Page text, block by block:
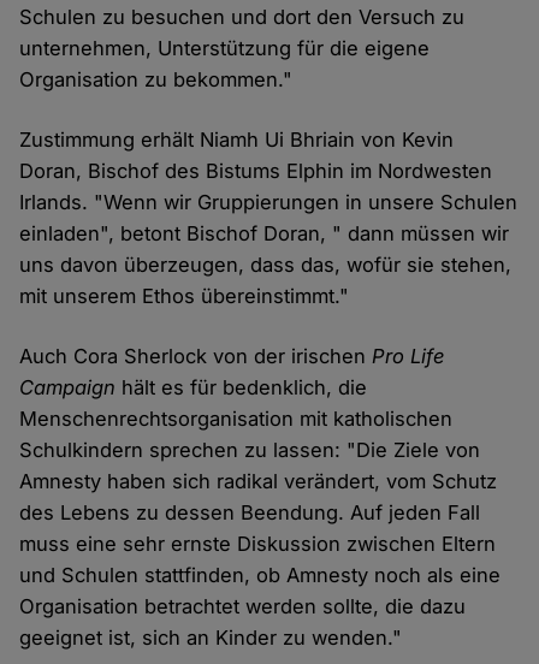
Schulen zu besuchen und dort den Versuch zu
unternehmen, Unterstützung für die eigene
Organisation zu bekommen."
Zustimmung erhält Niamh Ui Bhriain von Kevin
Doran, Bischof des Bistums Elphin im Nordwesten
Irlands. "Wenn wir Gruppierungen in unsere Schulen
einladen", betont Bischof Doran, " dann müssen wir
uns davon überzeugen, dass das, wofür sie stehen,
mit unserem Ethos übereinstimmt."
Auch Cora Sherlock von der irischenPro Life
Campaign hält es für bedenklich, die
Menschenrechtsorganisation mit katholischen
Schulkindern sprechen zu lassen: "Die Ziele von
Amnesty haben sich radikal verändert, vom Schutz
des Lebens zu dessen Beendung. Auf jeden Fall
muss eine sehr ernste Diskussion zwischen Eltern
und Schulen stattfinden, ob Amnesty noch als eine
Organisation betrachtet werden sollte, die dazu
geeignet ist, sich an Kinder zu wenden."